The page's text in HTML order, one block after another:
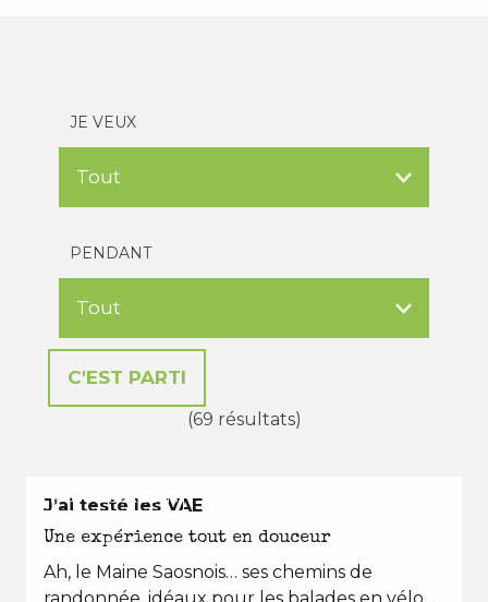
JE VEUX
PENDANT
(69 résultats)
EN TOUTES SAISONS
J’ai testé les VAE
Une expérience tout en douceur
Ah, le Maine Saosnois… ses chemins de